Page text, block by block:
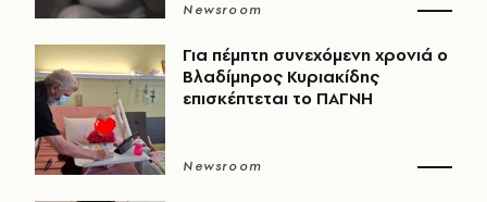
Newsroom
Για πέμπτη συνεχόμενη χρονιά ο
Βλαδίμηρος Κυριακίδης
επισκέπτεται το ΠΑΓΝΗ
Newsroom